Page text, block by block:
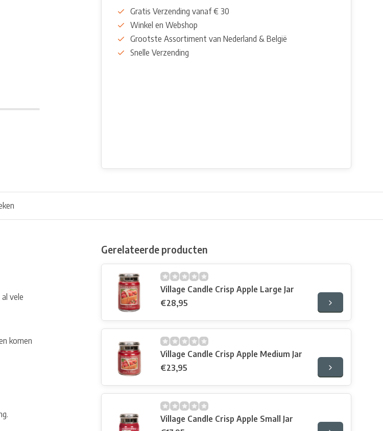
Gratis Verzending vanaf € 30
Winkel en Webshop
Grootste Assortiment van Nederland & België
Snelle Verzending
vele
komen
Gerelateerde producten
Village Candle Crisp Apple Large Jar
€28,95
Village Candle Crisp Apple Medium Jar
€23,95
Village Candle Crisp Apple Small Jar